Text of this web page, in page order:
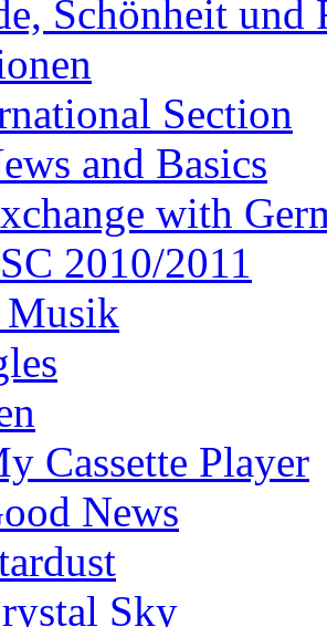
Schönheit und
Section
and Basics
with
2010/2011
Musik
Cassette Player
News
Sky